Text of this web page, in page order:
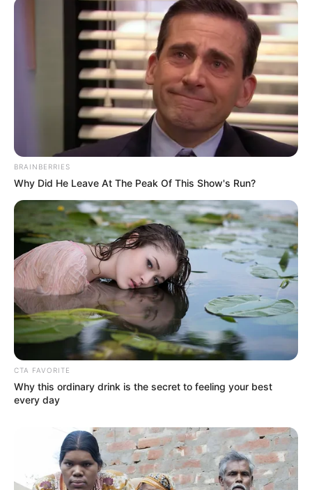
BRAINBERRIES
Why Did He Leave At The Peak Of This Show's Run?
CTA FAVORITE
Why this ordinary drink is the secret to feeling your best
every day